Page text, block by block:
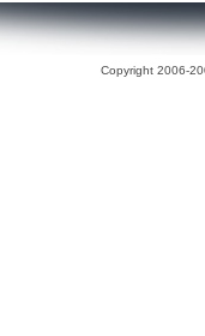
Copyright 2006-